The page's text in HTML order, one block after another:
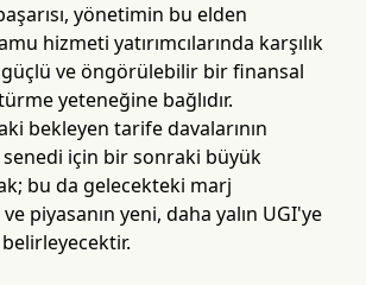
yönetimin bu elden
hizmeti yatırımcılarında karşılık
ve öngörülebilir bir finansal
yeteneğine bağlıdır.
bekleyen tarife davalarının
için bir sonraki büyük
bu da gelecekteki marj
piyasanın yeni, daha yalın UGI'ye